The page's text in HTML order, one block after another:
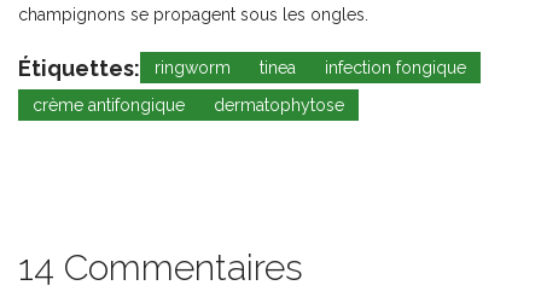
champignons se propagent sous les ongles.
Étiquettes: ringworm tinea
infection fongique
crème antifongique
dermatophytose
14 Commentaires